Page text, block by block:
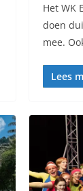
Het WK
doen
mee.
Lees